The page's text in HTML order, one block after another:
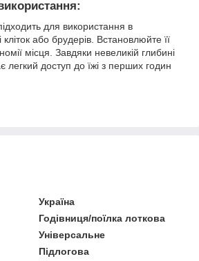
для використання в
або брудерів. Встановлюйте її
місця. Завдяки невеликій глибині
легкий доступ до їжі з перших годин
Україна
Годівниця/поїлка лоткова
Універсальне
Підлогова